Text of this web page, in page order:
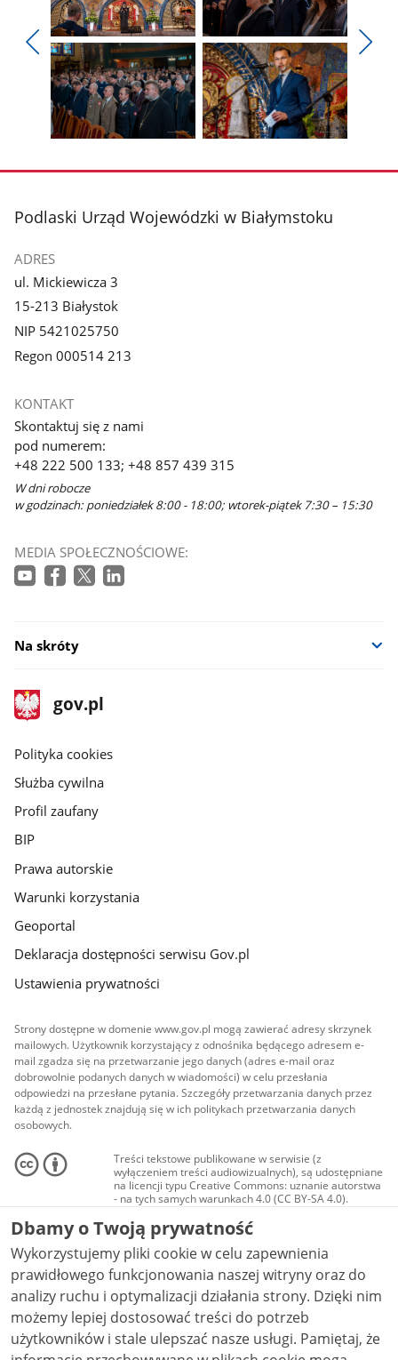
Pokaż
poprzednie
zdjęcia
Pokaż
zdjęcie
1
z
galerii.
Pokaż
zdjęcie
2
z
galerii.
zdjęcie
galerii.
zdjęcie
galerii.
stopka
Podlaski Urząd Wojewódzki w Białymstoku
ADRES
ul. Mickiewicza 3
15-213 Białystok
NIP 5421025750
Regon 000514 213
KONTAKT
Skontaktuj się z nami
pod numerem:
+48 222 500 133; +48 857 439 315
W dni robocze
w godzinach: poniedziałek 8:00 - 18:00; wtorek-piątek 7:30 – 15:30
MEDIA SPOŁECZNOŚCIOWE:
Na skróty
stopka
gov.pl
Strona
gov.pl
gov.pl
Polityka cookies
Służba cywilna
Profil zaufany
BIP
Prawa autorskie
Warunki korzystania
Geoportal
Deklaracja dostępności serwisu Gov.pl
Ustawienia prywatności
Strony dostępne w domenie www.gov.pl mogą zawierać adresy skrzynek
mailowych. Użytkownik korzystający z odnośnika będącego adresem e-
mail zgadza się na przetwarzanie jego danych (adres e-mail oraz
dobrowolnie podanych danych w wiadomości) w celu przesłania
odpowiedzi na przesłane pytania. Szczegóły przetwarzania danych przez
każdą z jednostek znajdują się w ich politykach przetwarzania danych
osobowych.
Treści tekstowe publikowane w serwisie (z
wyłączeniem treści audiowizualnych), są udostępniane
na licencji typu Creative Commons: uznanie autorstwa
- na tych samych warunkach 4.0 (CC BY-SA 4.0).
Materiały audiowizualne, w tym zdjęcia, materiały
audio i wideo, są udostępniane na licencji typu
Creative Commons: uznanie autorstwa użycie
niekomercyjne - bez utworów zależnych 4.0 (CC BY-
NC-ND 4.0), o ile nie jest to stwierdzone inaczej.
Dbamy o Twoją prywatność
Wykorzystujemy pliki cookie w celu zapewnienia
prawidłowego funkcjonowania naszej witryny oraz do
analizy ruchu i optymalizacji działania strony. Dzięki nim
możemy lepiej dostosować treści do potrzeb
użytkowników i stale ulepszać nasze usługi. Pamiętaj, że